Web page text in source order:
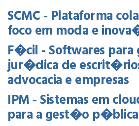
SCMC - Plataforma
foco em moda e
F�cil - Softwares
jur�dica de
advocacia e empresas
IPM - Sistemas em
para a gest�o p�blica